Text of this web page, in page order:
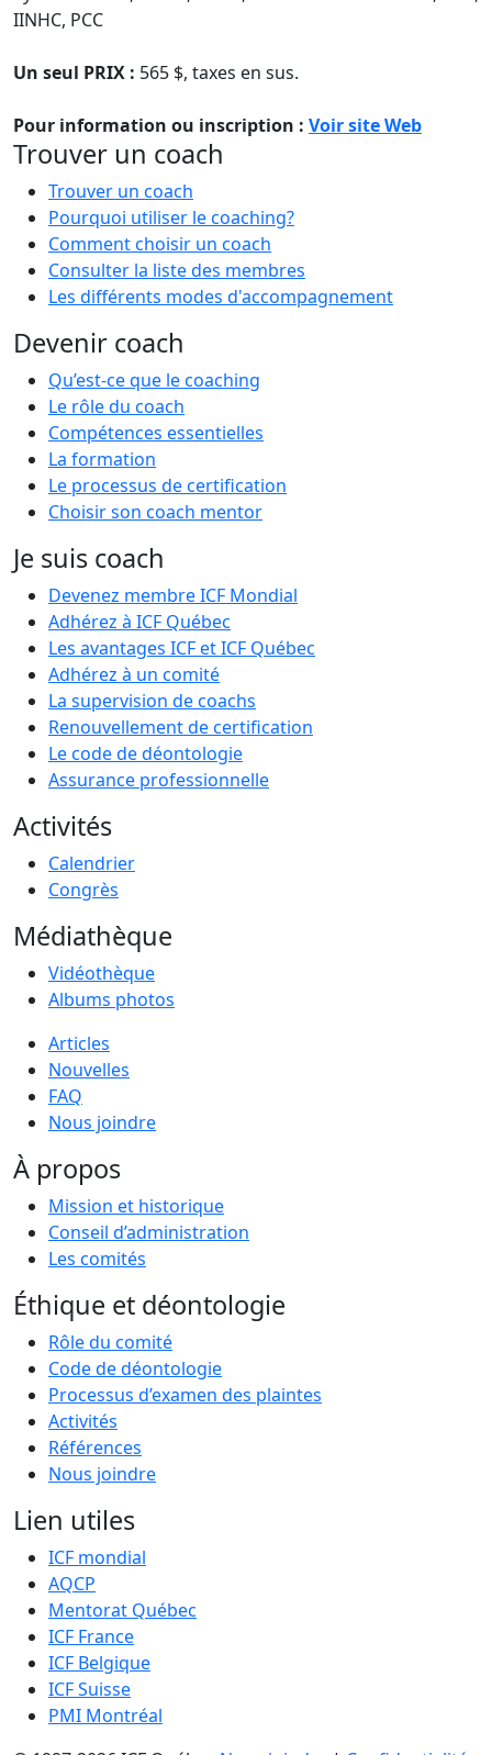
IINHC, PCC
Un seul PRIX : 565 $, taxes en sus.
Pour information ou inscription : Voir site Web
Trouver un coach
Trouver un coach
Pourquoi utiliser le coaching?
Comment choisir un coach
Consulter la liste des membres
Les différents modes d'accompagnement
Devenir coach
Qu’est-ce que le coaching
Le rôle du coach
Compétences essentielles
La formation
Le processus de certification
Choisir son coach mentor
Je suis coach
Devenez membre ICF Mondial
Adhérez à ICF Québec
Les avantages ICF et ICF Québec
Adhérez à un comité
La supervision de coachs
Renouvellement de certification
Le code de déontologie
Assurance professionnelle
Activités
Calendrier
Congrès
Médiathèque
Vidéothèque
Albums photos
Articles
Nouvelles
FAQ
Nous joindre
À propos
Mission et historique
Conseil d’administration
Les comités
Éthique et déontologie
Rôle du comité
Code de déontologie
Processus d’examen des plaintes
Activités
Références
Nous joindre
Lien utiles
ICF mondial
AQCP
Mentorat Québec
ICF France
ICF Belgique
ICF Suisse
PMI Montréal